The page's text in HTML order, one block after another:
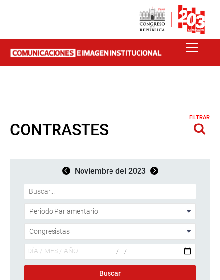
CONTRASTES
FILTRAR
Noviembre del 2023